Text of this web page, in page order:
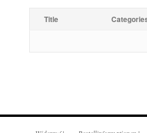
Title